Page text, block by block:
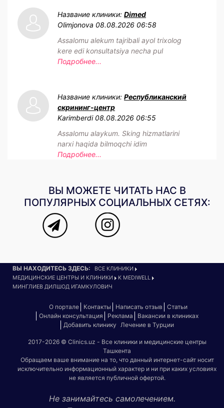
Название клиники: Dimed
Olimjonova 08.08.2026 06:58
Assalomu alekum tajribali ayol trixolog
kere edi konsultatsiya necha pul
Подробнее...
Название клиники: Республиканский
скрининг-центр
Karimberdi 08.08.2026 06:55
Assalomu alaykum. Sking hizmatlarini
narxi haqida bilmoqchi idim
Подробнее...
ВЫ МОЖЕТЕ ЧИТАТЬ НАС В
ПОПУЛЯРНЫХ СОЦИАЛЬНЫХ СЕТЯХ:
ВЫ НАХОДИТЕСЬ ЗДЕСЬ:
ВСЕ КЛИНИКИ
МЕДИЦИНСКИЕ ЦЕНТРЫ И КЛИНИКИ
K MEDIWELL
МИНГЛИЕВ ДИЛШОД ИГАМКУЛОВИЧ
О портале Контакты Написать отзыв
Статьи
Онлайн консультация
Реклама
Вакансии в клиниках
Добавить клинику
Лечение в Турции
2017-2026 © Clinics.uz - Все клиники и медицинские центры
Ташкента
Обращаем ваше внимание на то, что данный интернет-сайт носит
исключительно информационный характер и ни при каких условиях
не является публичной офертой.
Не занимайтесь самолечением.